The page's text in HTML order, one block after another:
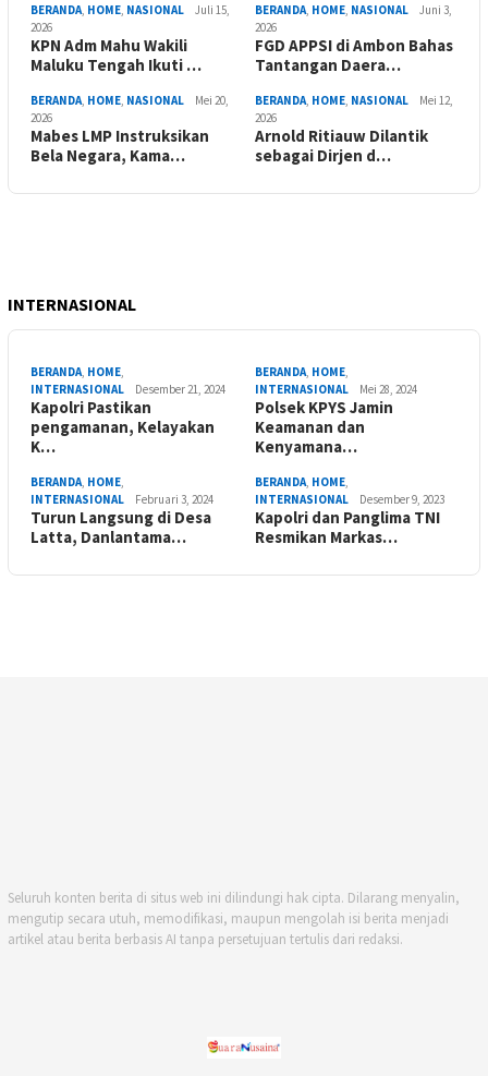
BERANDA HOME NASIONAL
Juli 15,
2026
KPN Adm Mahu Wakili
Maluku Tengah Ikuti …
BERANDA HOME NASIONAL
Juni 3,
2026
FGD APPSI di Ambon Bahas
Tantangan Daera…
BERANDA HOME NASIONAL
Mei 20,
2026
Mabes LMP Instruksikan
Bela Negara, Kama…
BERANDA HOME NASIONAL
Mei 12,
2026
Arnold Ritiauw Dilantik
sebagai Dirjen d…
INTERNASIONAL
BERANDA HOME
INTERNASIONAL
Desember 21, 2024
Kapolri Pastikan
pengamanan, Kelayakan
K…
BERANDA HOME
INTERNASIONAL
Mei 28, 2024
Polsek KPYS Jamin
Keamanan dan
Kenyamana…
BERANDA HOME
INTERNASIONAL
Februari 3, 2024
Turun Langsung di Desa
Latta, Danlantama…
BERANDA HOME
INTERNASIONAL
Desember 9, 2023
Kapolri dan Panglima TNI
Resmikan Markas…
Seluruh konten berita di situs web ini dilindungi hak cipta. Dilarang menyalin,
mengutip secara utuh, memodifikasi, maupun mengolah isi berita menjadi
artikel atau berita berbasis AI tanpa persetujuan tertulis dari redaksi.